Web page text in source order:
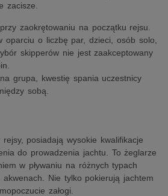
zacisze.
zaokrętowaniu na początku rejsu.
oparciu o liczbę par, dzieci, osób solo,
skipperów nie jest zaakceptowany
grupa, kwestię spania uczestnicy
sobą.
posiadają wysokie kwalifikacje
do prowadzenia jachtu. To żeglarze
w pływaniu na różnych typach
Nie tylko pokierują jachtem
załogi.